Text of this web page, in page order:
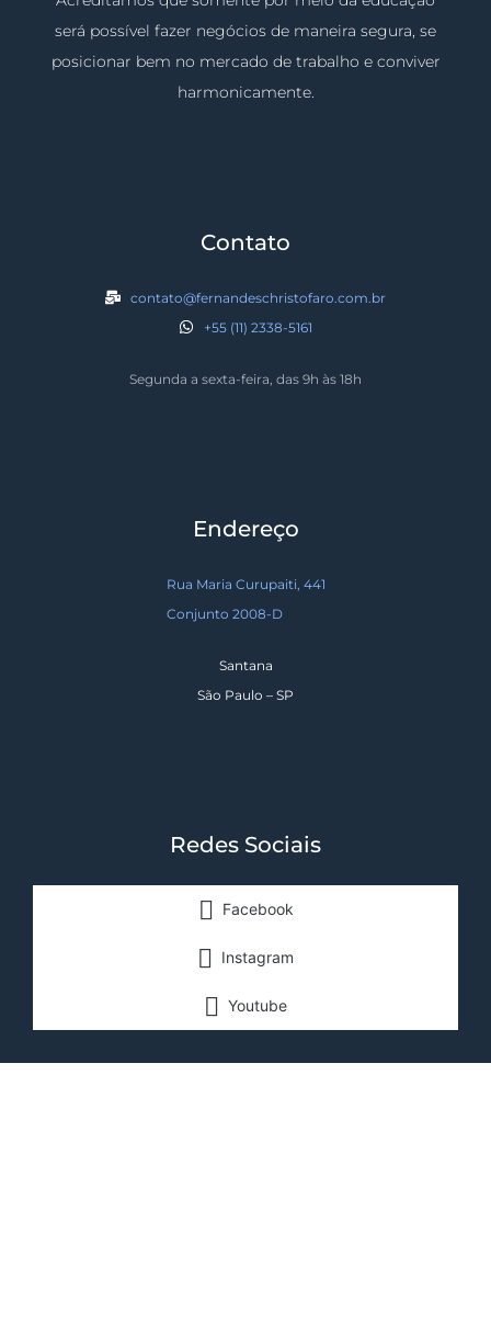
será possível fazer negócios de maneira segura, se
posicionar bem no mercado de trabalho e conviver
harmonicamente.
Contato
contato@fernandeschristofaro.com.br
+55 (11) 2338-5161
Segunda a sexta-feira, das 9h às 18h
Endereço
Rua Maria Curupaiti, 441
Conjunto 2008-D
Santana
São Paulo – SP
Redes Sociais
Facebook
Instagram
Youtube